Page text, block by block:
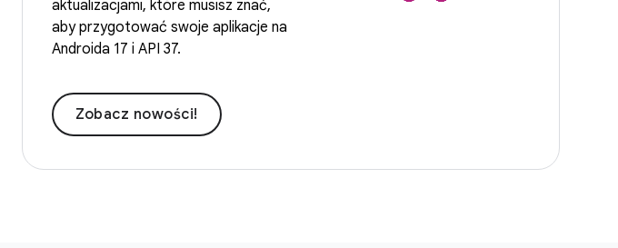
aktualizacjami, które musisz znać,
aby przygotować swoje aplikacje na
Androida 17 i API 37.
Zobacz nowości!